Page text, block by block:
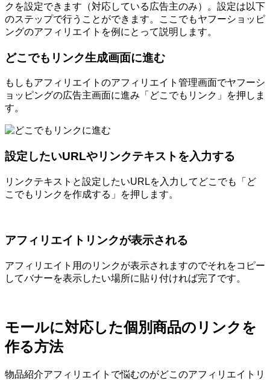
クを設定できます（対応している広告主のみ）。設定は以下
のステップで行うことができます。ここでもヤフーショッピ
ングのアフィリエイトを例にとって説明します。
どこでもリンク生成画面に進む
もしもアフィリエイトのアフィリエイト管理画面でヤフーシ
ョッピングの広告主画面に進み「どこでもリンク」を押しま
す。
設定したいURLやリンクテキストを入力する
リンクテキストと設定したいURLを入力してどこでも「ど
こでもリンクを作成する」を押します。
アフィリエイトリンクが表示される
アフィリエイト用のリンクが表示されますのでそれをコピー
してバナーを表示したい場所に貼り付ければ完了です。
モールに対応した個別商品のリンクを
作る方法
物品紹介アフィリエイトで悩むのがどこのアフィリエイトリ